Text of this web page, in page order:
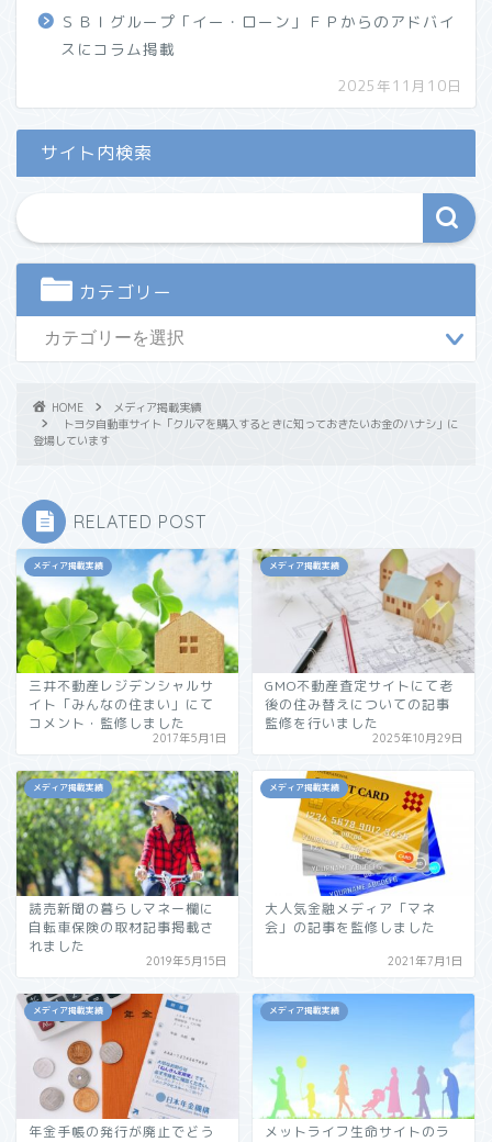
ＳＢＩグループ「イー・ローン」ＦＰからのアドバイ
スにコラム掲載
2025年11月10日
サイト内検索
カテゴリー
HOME
メディア掲載実績
トヨタ自動車サイト「クルマを購入するときに知っておきたいお金のハナシ」に
登場しています
RELATED POST
メディア掲載実績
三井不動産レジデンシャルサ
イト「みんなの住まい」にて
コメント・監修しました
2017年5月1日
メディア掲載実績
GMO不動産査定サイトにて老
後の住み替えについての記事
監修を行いました
2025年10月29日
メディア掲載実績
読売新聞の暮らしマネー欄に
自転車保険の取材記事掲載さ
れました
2019年5月15日
メディア掲載実績
大人気金融メディア「マネ
会」の記事を監修しました
2021年7月1日
メディア掲載実績
年金手帳の発行が廃止でどう
メディア掲載実績
メットライフ生命サイトのラ